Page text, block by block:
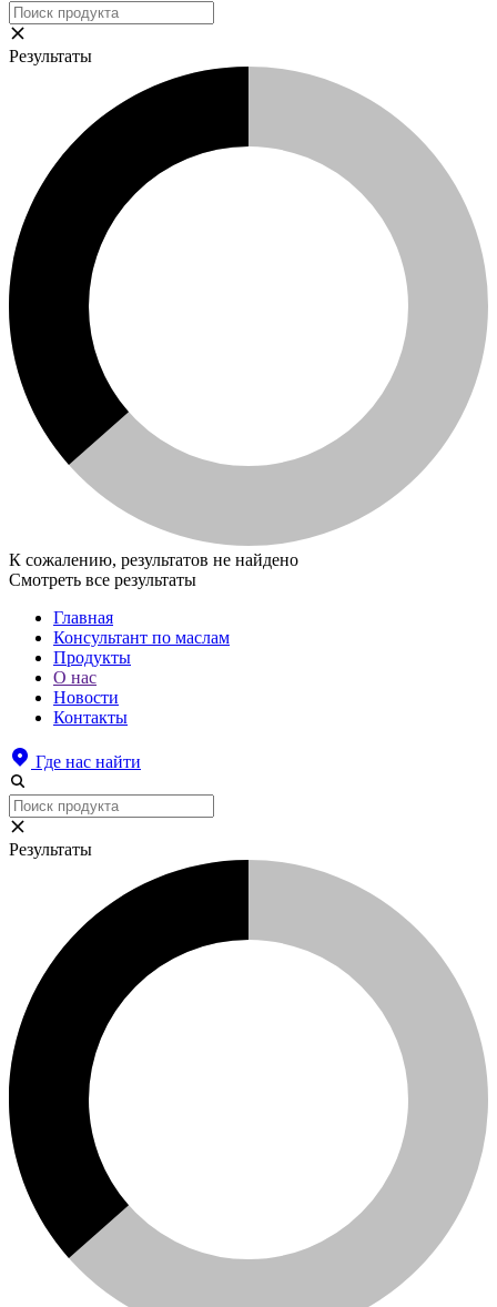
Результаты
К сожалению, результатов не найдено
Смотреть все результаты
Главная
Консультант по маслам
Продукты
О нас
Новости
Контакты
Где нас найти
Результаты